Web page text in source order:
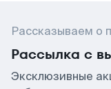
Рассказываем о
Рассылка с
Эксклюзивные